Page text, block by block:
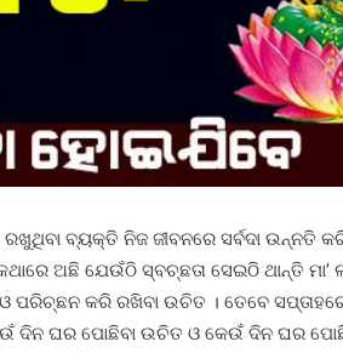
ବ୍ୟକ୍ତି ନିଜ ଜୀବନରେ ସର୍ବଦା ଉନ୍ନତି
ଅଛି ଯେଉଁଠି ସ୍ବଚ୍ଛତା ସେଇଠି ଥାନ୍ତି ମା’
କରି ରଖିବା ଉଚିତ । ତେବେ
ଦିନ ଘର ପୋଛିବା ଉଚିତ ଓ କେଉଁ ଦିନ ଘର